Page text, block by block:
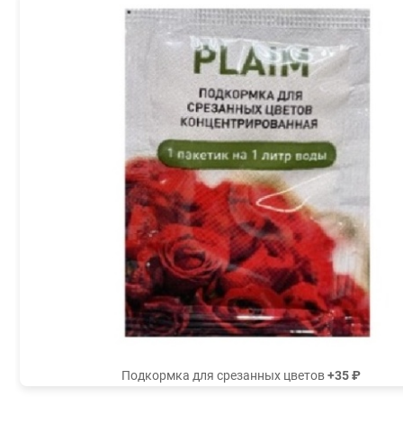
Подкормка для срезанных цветов+35 ₽